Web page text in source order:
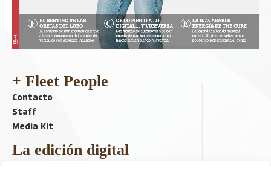
+ Fleet People
Contacto
Staff
Media Kit
La edición digital